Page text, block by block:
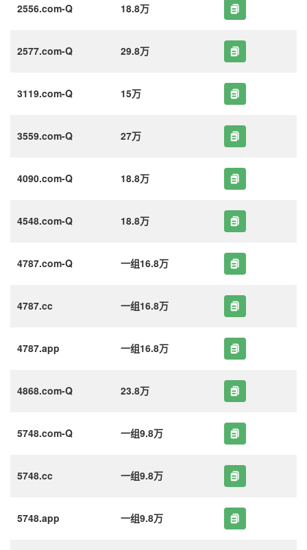
2556.com-Q 18.8万
2577.com-Q 29.8万
3119.com-Q 15万
3559.com-Q 27万
4090.com-Q 18.8万
4548.com-Q 18.8万
4787.com-Q 一组16.8万
4787.cc 一组16.8万
4787.app 一组16.8万
4868.com-Q 23.8万
5748.com-Q 一组9.8万
5748.cc 一组9.8万
5748.app 一组9.8万